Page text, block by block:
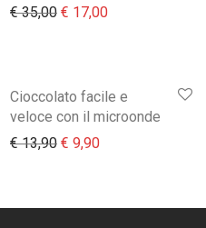
13,90.
€ 9,90.
€35,00 Il prezzo originale era:
€ 17,00Il prezzo
€ 36,00.
è: € 34,20.
Cioccolato facile e
veloce con il microonde
€13,90 Il prezzo originale era:
€ 9,90Il prezzo attuale